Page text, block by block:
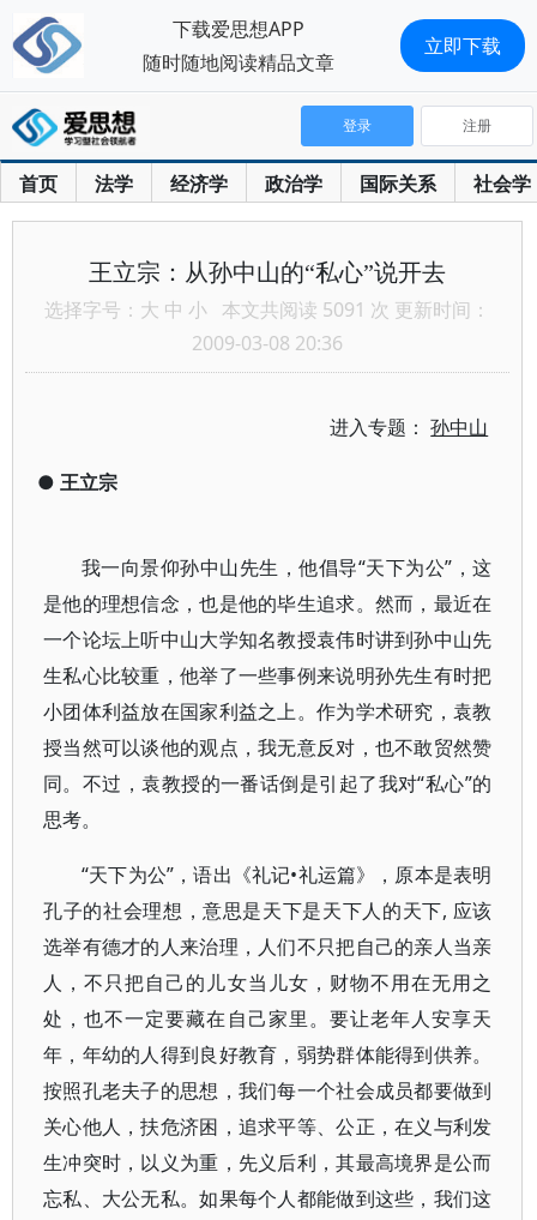
首页 法学 经济学 政治学 国际关系 社会学
登录 注册
王立宗：从孙中山的“私心”说开去
选择字号： 大 中 小 本文共阅读 5091 次 更新时间：
2009-03-08 20:36
进入专题：孙中山
● 王立宗
我一向景仰孙中山先生，他倡导“天下为公”，这
是他的理想信念，也是他的毕生追求。然而，最近在
一个论坛上听中山大学知名教授袁伟时讲到孙中山先
生私心比较重，他举了一些事例来说明孙先生有时把
小团体利益放在国家利益之上。作为学术研究，袁教
授当然可以谈他的观点，我无意反对，也不敢贸然赞
同。不过，袁教授的一番话倒是引起了我对“私心”的
思考。
“天下为公”，语出《礼记•礼运篇》，原本是表明
孔子的社会理想，意思是天下是天下人的天下, 应该
选举有德才的人来治理，人们不只把自己的亲人当亲
人，不只把自己的儿女当儿女，财物不用在无用之
处，也不一定要藏在自己家里。要让老年人安享天
年，年幼的人得到良好教育，弱势群体能得到供养。
按照孔老夫子的思想，我们每一个社会成员都要做到
关心他人，扶危济困，追求平等、公正，在义与利发
生冲突时，以义为重，先义后利，其最高境界是公而
忘私、大公无私。如果每个人都能做到这些，我们这
下载爱思想APP
随时随地阅读精品文章
立即下载